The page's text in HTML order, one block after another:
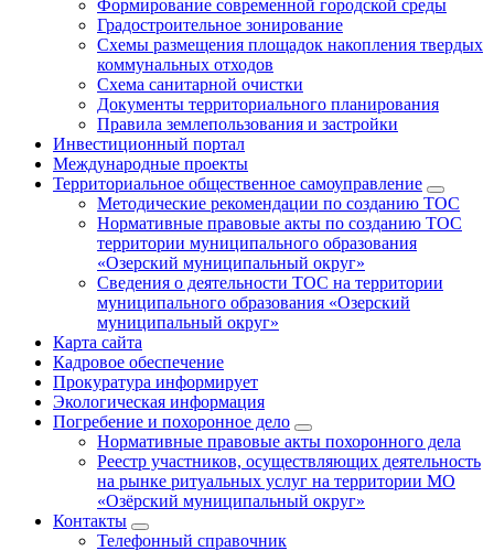
Формирование современной городской среды
Градостроительное зонирование
Схемы размещения площадок накопления твердых
коммунальных отходов
Схема санитарной очистки
Документы территориального планирования
Правила землепользования и застройки
Инвестиционный портал
Международные проекты
Территориальное общественное самоуправление
Методические рекомендации по созданию ТОС
Нормативные правовые акты по созданию ТОС
территории муниципального образования
«Озерский муниципальный округ»
Сведения о деятельности ТОС на территории
муниципального образования «Озерский
муниципальный округ»
Карта сайта
Кадровое обеспечение
Прокуратура информирует
Экологическая информация
Погребение и похоронное дело
Нормативные правовые акты похоронного дела
Реестр участников, осуществляющих деятельность
на рынке ритуальных услуг на территории МО
«Озёрский муниципальный округ»
Контакты
Телефонный справочник